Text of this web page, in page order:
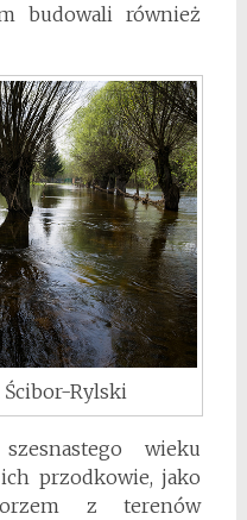
budowali również
Ścibor-Rylski
wieku
przodkowie, jako
z terenów